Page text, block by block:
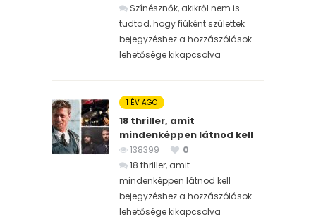
Színésznők, akikről nem is
tudtad, hogy fiúként születtek
bejegyzéshez a hozzászólások
lehetősége kikapcsolva
1 ÉV AGO
18 thriller, amit
mindenképpen látnod kell
138399
0
18 thriller, amit
mindenképpen látnod kell
bejegyzéshez a hozzászólások
lehetősége kikapcsolva